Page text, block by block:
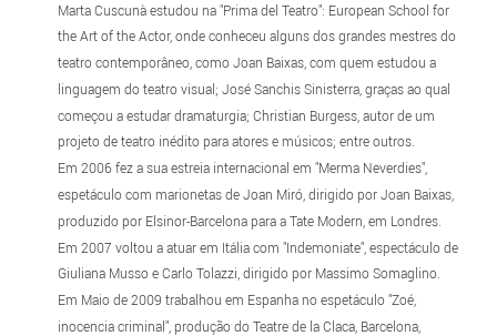
Marta Cuscunà estudou na "Prima del Teatro": European School for
the Art of the Actor, onde conheceu alguns dos grandes mestres do
teatro contemporâneo, como Joan Baixas, com quem estudou a
linguagem do teatro visual; José Sanchis Sinisterra, graças ao qual
começou a estudar dramaturgia; Christian Burgess, autor de um
projeto de teatro inédito para atores e músicos; entre outros.
Em 2006 fez a sua estreia internacional em "Merma Neverdies",
espetáculo com marionetas de Joan Miró, dirigido por Joan Baixas,
produzido por Elsinor-Barcelona para a Tate Modern, em Londres.
Em 2007 voltou a atuar em Itália com "Indemoniate", espectáculo de
Giuliana Musso e Carlo Tolazzi, dirigido por Massimo Somaglino.
Em Maio de 2009 trabalhou em Espanha no espetáculo "Zoé,
inocencia criminal", produção do Teatre de la Claca, Barcelona,